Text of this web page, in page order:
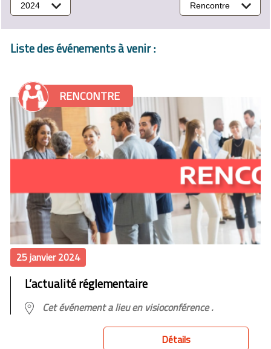
2024 Rencontre
Liste des événements à venir :
RENCONTRE
25 janvier 2024
L’actualité réglementaire
Cet événement a lieu en visioconférence .
Détails